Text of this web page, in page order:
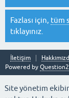
Fazlası için, tüm
tıklayınız.
İletişim
Powered by
Site yönetim